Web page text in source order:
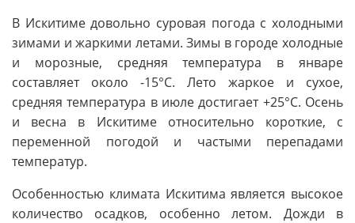
В Искитиме довольно суровая погода с холодными
зимами и жаркими летами. Зимы в городе холодные
и морозные, средняя температура в январе
составляет около -15°C. Лето жаркое и сухое,
средняя температура в июле достигает +25°C. Осень
и весна в Искитиме относительно короткие, с
переменной погодой и частыми перепадами
температур.
Особенностью климата Искитима является высокое
количество осадков, особенно летом. Дожди в